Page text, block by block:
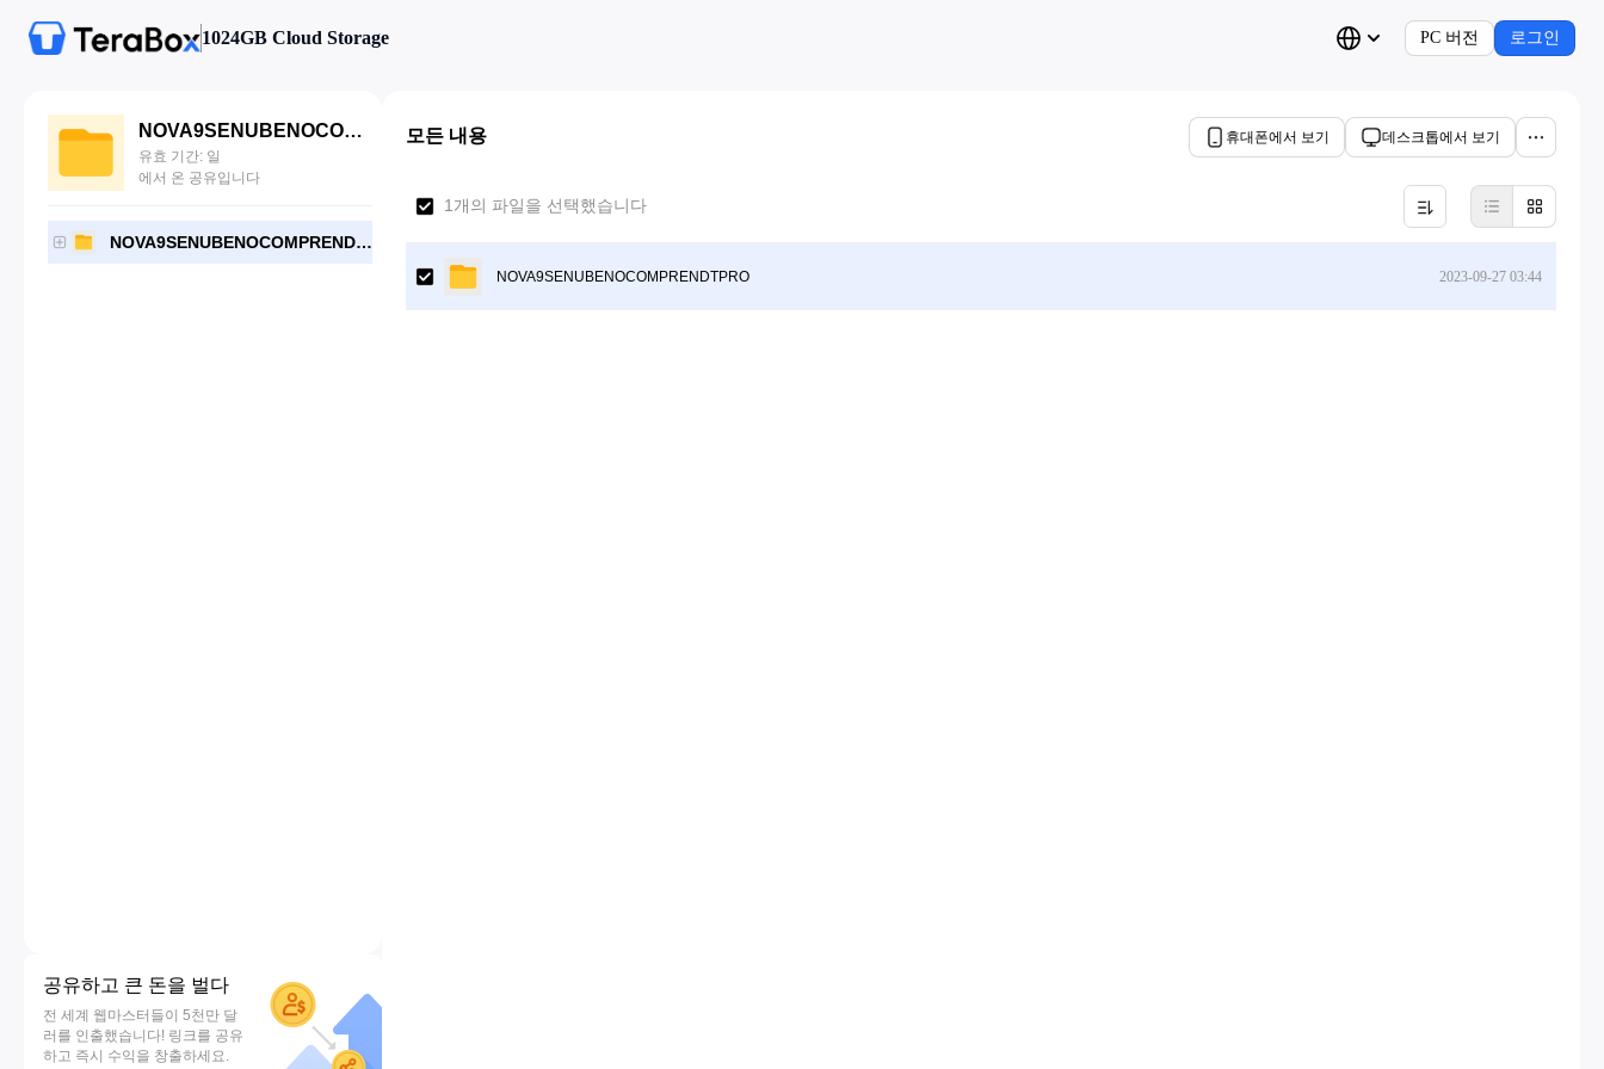
1024GB Cloud Storage PC 버전 로그인
NOVA9SENUBENOCOMPRENDTPRO
유효 기간: 일
에서 온 공유입니다
NOVA9SENUBENOCOMPRENDTPRO
공유하고 큰 돈을 벌다
전 세계 웹마스터들이 5천만 달
러를 인출했습니다! 링크를 공유
하고 즉시 수익을 창출하세요.
모든 내용 휴대폰에서 보기 데스크톱에서 보기
1개의 파일을 선택했습니다
NOVA9SENUBENOCOMPRENDTPRO 2023-09-27 03:44